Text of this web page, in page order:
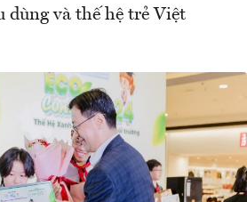
dùng và thế hệ trẻ Việt